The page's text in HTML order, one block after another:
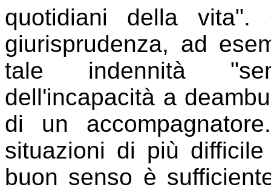
quotidiani della
giurisprudenza, ad
tale indennità
dell'incapacità a
di un
situazioni di più
buon senso è